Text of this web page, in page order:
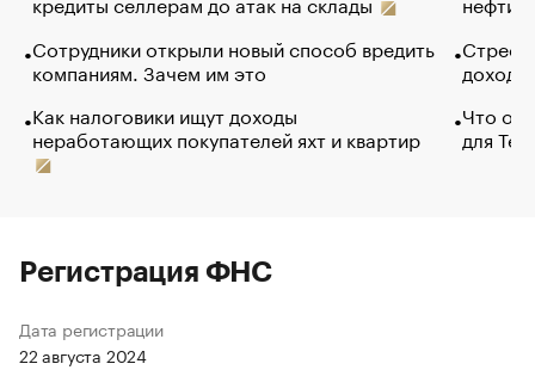
Сотрудники открыли новый способ вредить
компаниям. Зачем им это
Как налоговики ищут доходы
неработающих покупателей яхт и квартир
Что
для
Регистрация ФНС
Дата регистрации
22 августа 2024